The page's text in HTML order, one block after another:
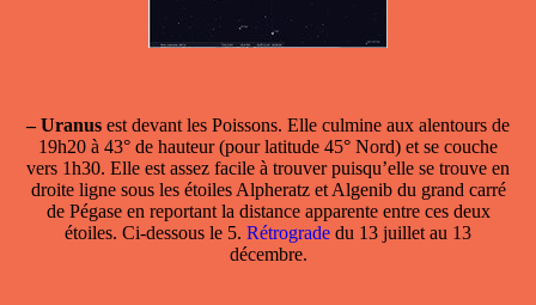
– Uranus est devant les Poissons. Elle culmine aux alentours de
19h20 à 43° de hauteur (pour latitude 45° Nord) et se couche
vers 1h30. Elle est assez facile à trouver puisqu’elle se trouve en
droite ligne sous les étoiles Alpheratz et Algenib du grand carré
de Pégase en reportant la distance apparente entre ces deux
étoiles. Ci-dessous le 5. Rétrograde du 13 juillet au 13
décembre.